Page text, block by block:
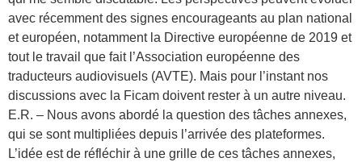
avec récemment des signes encourageants au plan national
et européen, notamment la Directive européenne de 2019 et
tout le travail que fait l’Association européenne des
traducteurs audiovisuels (AVTE). Mais pour l’instant nos
discussions avec la Ficam doivent rester à un autre niveau.
E.R. – Nous avons abordé la question des tâches annexes,
qui se sont multipliées depuis l’arrivée des plateformes.
L’idée est de réfléchir à une grille de ces tâches annexes,